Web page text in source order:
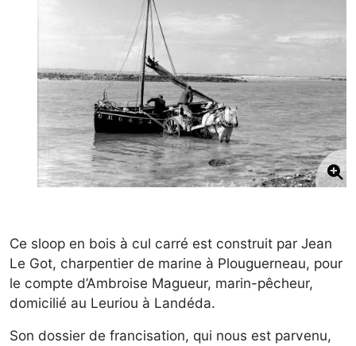
Ce sloop en bois à cul carré est construit par Jean
Le Got, charpentier de marine à Plouguerneau, pour
le compte d’Ambroise Magueur, marin-pêcheur,
domicilié au Leuriou à Landéda.
Son dossier de francisation, qui nous est parvenu,